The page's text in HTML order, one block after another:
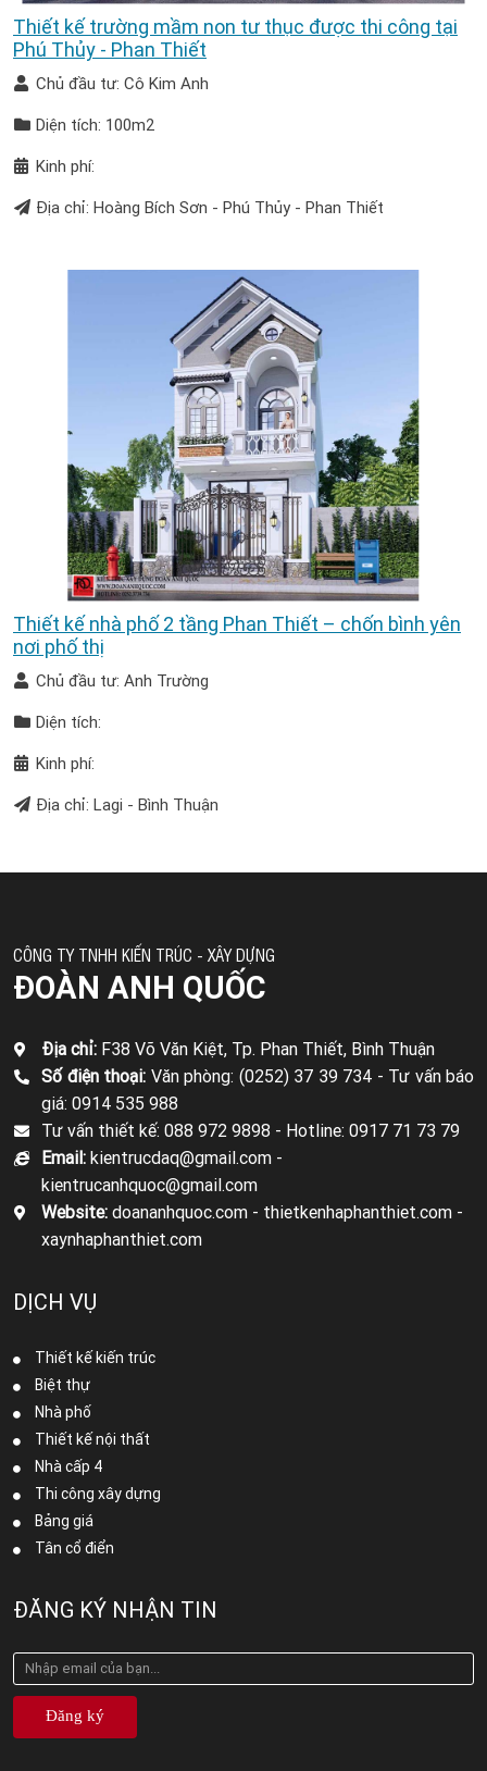
Thiết kế trường mầm non tư thục được thi công tại
Phú Thủy - Phan Thiết
Chủ đầu tư: Cô Kim Anh
Diện tích: 100m2
Kinh phí:
Địa chỉ: Hoàng Bích Sơn - Phú Thủy - Phan Thiết
Thiết kế nhà phố 2 tầng Phan Thiết – chốn bình yên
nơi phố thị
Chủ đầu tư: Anh Trường
Diện tích:
Kinh phí:
Địa chỉ: Lagi - Bình Thuận
CÔNG TY TNHH KIẾN TRÚC - XÂY DỰNG
ĐOÀN ANH QUỐC
Địa chỉ: F38 Võ Văn Kiệt, Tp. Phan Thiết, Bình Thuận
Số điện thoại: Văn phòng: (0252) 37 39 734 - Tư vấn báo
giá: 0914 535 988
Tư vấn thiết kế: 088 972 9898 - Hotline: 0917 71 73 79
Email: kientrucdaq@gmail.com -
kientrucanhquoc@gmail.com
Website: doananhquoc.com - thietkenhaphanthiet.com -
xaynhaphanthiet.com
DỊCH VỤ
Thiết kế kiến trúc
Biệt thự
Nhà phố
Thiết kế nội thất
Nhà cấp 4
Thi công xây dựng
Bảng giá
Tân cổ điển
ĐĂNG KÝ NHẬN TIN
Đăng ký